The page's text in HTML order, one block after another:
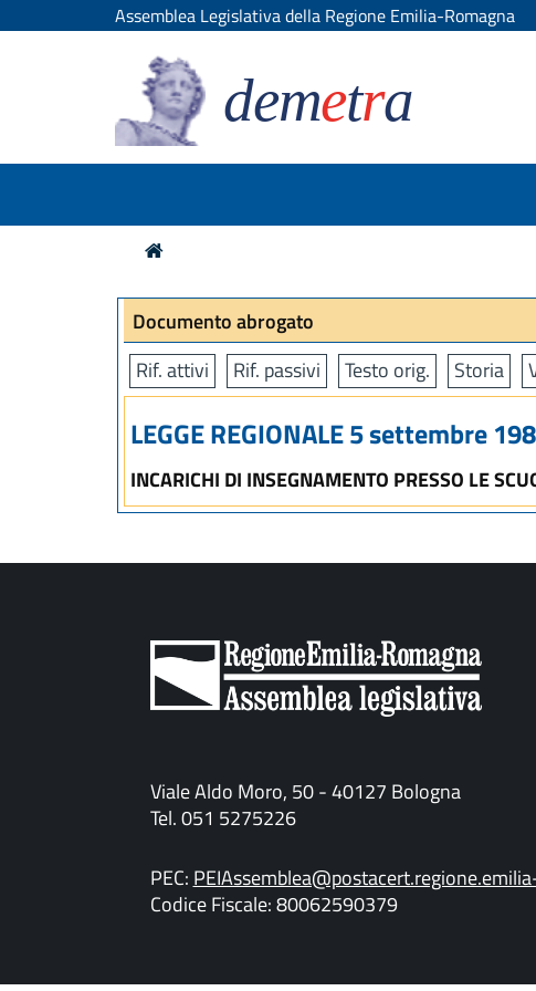
Assemblea Legislativa della Regione Emilia-Romagna
demetra
Documento abrogato
Rif. attivi
Rif. passivi Testo orig. Storia
LEGGE REGIONALE 5 settembre
INCARICHI DI INSEGNAMENTO PRESSO LE
Viale Aldo Moro, 50 - 40127 Bologna
Tel. 051 5275226
PEC:
Codice Fiscale: 80062590379